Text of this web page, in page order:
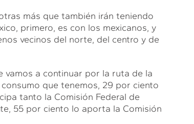
más que también irán teniendo
primero, es con los mexicanos, y
vecinos del norte, del centro y de
vamos a continuar por la ruta de la
que tenemos, 29 por ciento
tanto la Comisión Federal de
55 por ciento lo aporta la Comisión